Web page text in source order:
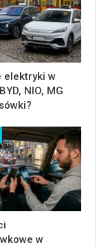
elektryki w
NIO, MG
w